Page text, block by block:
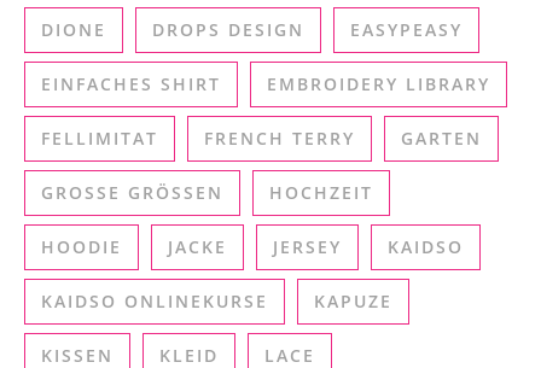
DIONE DROPS DESIGN EASYPEASY
EINFACHES SHIRT EMBROIDERY LIBRARY
FELLIMITAT FRENCH TERRY GARTEN
GROSSE GRÖSSEN HOCHZEIT
HOODIE JACKE JERSEY KAIDSO
KAIDSO ONLINEKURSE KAPUZE
KISSEN KLEID LACE